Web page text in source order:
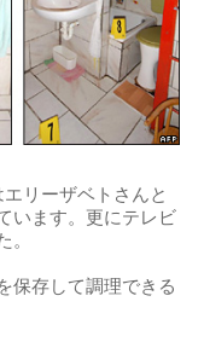
リーザベトさんと
います。更にテレビ
保存して調理できる